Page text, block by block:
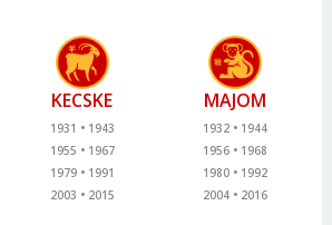
KECSKE
1931
1943
1955
1967
1979
1991
2003
2015
MAJOM
1932
1944
1956
1968
1980
1992
2004
2016